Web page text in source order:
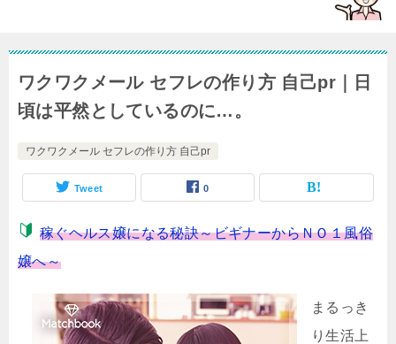
ワクワクメール セフレの作り方 自己pr｜日
頃は平然としているのに…。
ワクワクメール セフレの作り方 自己pr
Tweet 0
稼ぐヘルス嬢になる秘訣～ビギナーからＮＯ１風俗
嬢へ～
まるっき
り生活上